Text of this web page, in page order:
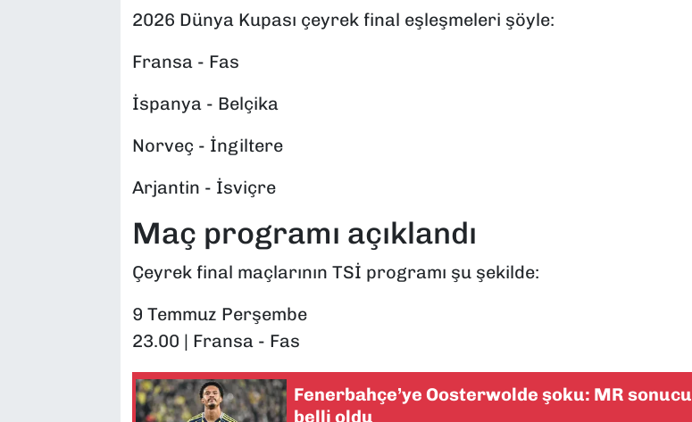
2026 Dünya Kupası çeyrek final eşleşmeleri şöyle:
Fransa - Fas
İspanya - Belçika
Norveç - İngiltere
Arjantin - İsviçre
Maç programı açıklandı
Çeyrek final maçlarının TSİ programı şu şekilde:
9 Temmuz Perşembe
23.00 | Fransa - Fas
Fenerbahçe’ye Oosterwolde şoku: MR sonucu
belli oldu